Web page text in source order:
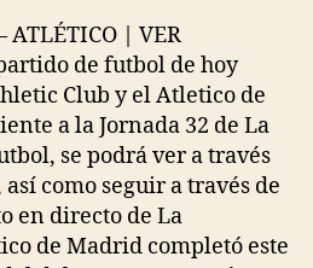
entrada
ATLÉTICO | VER
de futbol de hoy
Club y el Atletico de
a la Jornada 32 de La
se podrá ver a través
como seguir a través de
en directo de La
de Madrid completó este